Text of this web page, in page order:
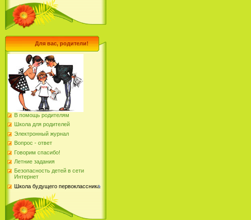
Для вас, родители!
В помощь родителям
Школа для родителей
Электронный журнал
Вопрос - ответ
Говорим спасибо!
Летние задания
Безопасность детей в сети
Интернет
Школа будущего первоклассника